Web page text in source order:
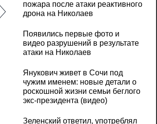
пожара после атаки реактивного
дрона на Николаев
Появились первые фото и
видео разрушений в результате
атаки на Николаев
Янукович живет в Сочи под
чужим именем: новые детали о
роскошной жизни семьи беглого
экс-президента (видео)
Зеленский ответил, употреблял